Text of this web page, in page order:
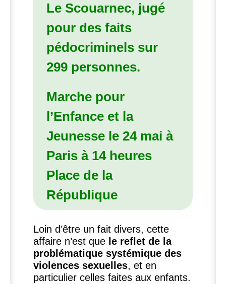
Le Scouarnec, jugé
pour des faits
pédocriminels sur
299 personnes.
Marche pour
l’Enfance et la
Jeunesse le 24 mai à
Paris à 14 heures
Place de la
République
Loin d’être un fait divers, cette
affaire n’est que le reflet de la
problématique systémique des
violences sexuelles, et en
particulier celles faites aux enfants.